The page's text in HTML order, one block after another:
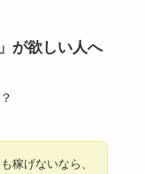
が欲しい人へ
稼げないなら、